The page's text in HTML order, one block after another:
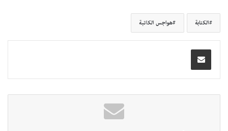
الكتابة هواجس الكاتبة